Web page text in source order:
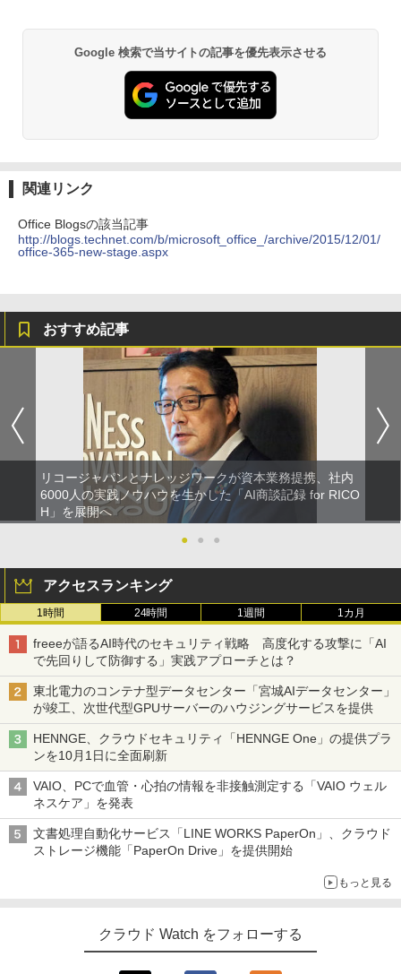
Google 検索で当サイトの記事を優先表示させる
関連リンク
Office Blogsの該当記事
http://blogs.technet.com/b/microsoft_office_/archive/2015/12/01/
office-365-new-stage.aspx
おすすめ記事
リコージャパンとナレッジワークが資本業務提携、社内
6000人の実践ノウハウを生かした「AI商談記録 for RICO
H」を展開へ
●
● ●
アクセスランキング
1時間 24時間 1週間 1カ月
freeeが語るAI時代のセキュリティ戦略 高度化する攻撃に「AI
で先回りして防御する」実践アプローチとは？
東北電力のコンテナ型データセンター「宮城AIデータセンター」
が竣工、次世代型GPUサーバーのハウジングサービスを提供
HENNGE、クラウドセキュリティ「HENNGE One」の提供プラ
ンを10月1日に全面刷新
VAIO、PCで血管・心拍の情報を非接触測定する「VAIO ウェル
ネスケア」を発表
文書処理自動化サービス「LINE WORKS PaperOn」、クラウド
ストレージ機能「PaperOn Drive」を提供開始
もっと見る
クラウド Watch をフォローする